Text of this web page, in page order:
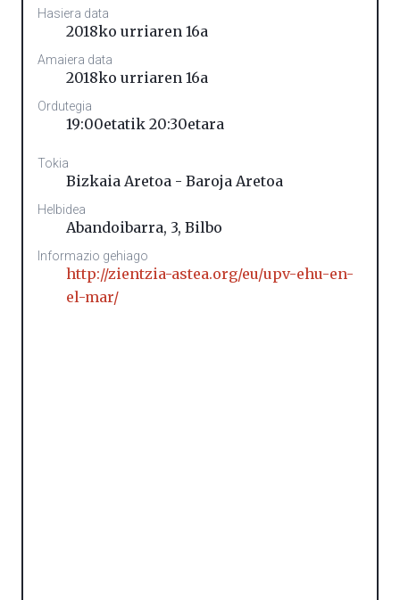
Hasiera data
2018ko urriaren 16a
Amaiera data
2018ko urriaren 16a
Ordutegia
19:00etatik 20:30etara
Tokia
Bizkaia Aretoa - Baroja Aretoa
Helbidea
Abandoibarra, 3, Bilbo
Informazio gehiago
http://zientzia-astea.org/eu/upv-ehu-en-
el-mar/